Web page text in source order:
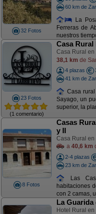
32 Fotos
60 km de
La
Ferreras de
nuestros
23 Fotos
(1 comentario)
Casa
Casa Rural en
38,1 km de
4 plazas
41 km de
Casa
Sayago, un
superior, la
8 Fotos
Casas
y II
Casa Rural en
a 40,6 km
2-4 plazas
23 km de
Las
habitaciones
con 2 camas,
La Guarida
Hotel Rural en